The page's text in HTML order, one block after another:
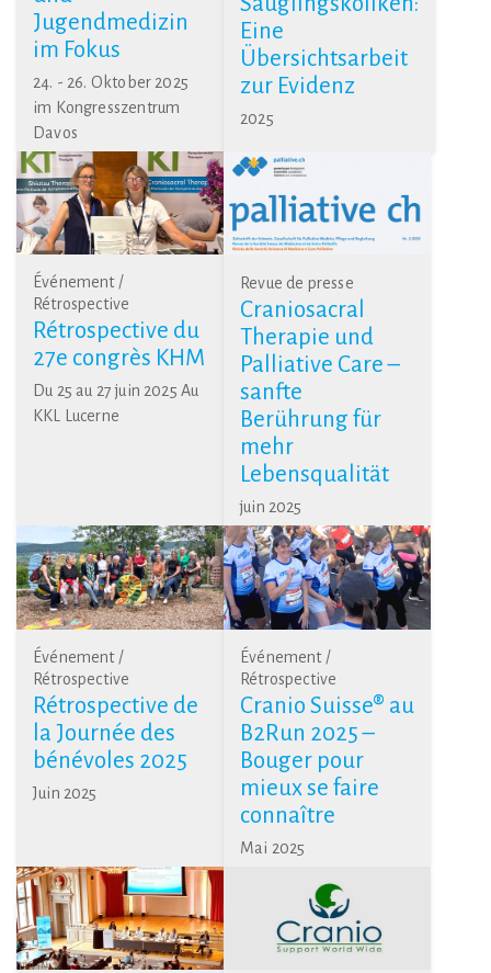
Jugendmedizin
im Fokus
24. - 26. Oktober 2025
im Kongresszentrum
Davos
Eine
Übersichtsarbeit
zur Evidenz
2025
Événement /
Rétrospective
Rétrospective du
27e congrès KHM
Du 25 au 27 juin 2025 Au
KKL Lucerne
Revue de presse
Craniosacral
Therapie und
Palliative Care –
sanfte
Berührung für
mehr
Lebensqualität
juin 2025
Événement /
Rétrospective
Rétrospective de
la Journée des
bénévoles 2025
Juin 2025
Événement /
Rétrospective
Cranio Suisse® au
B2Run 2025 –
Bouger pour
mieux se faire
connaître
Mai 2025